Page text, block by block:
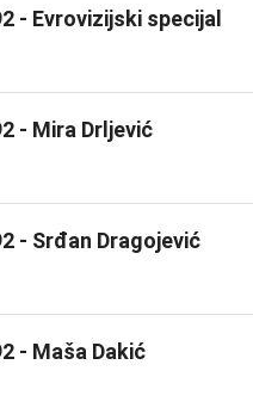
- Evrovizijski specijal
- Mira Drljević
- Srđan Dragojević
- Maša Dakić